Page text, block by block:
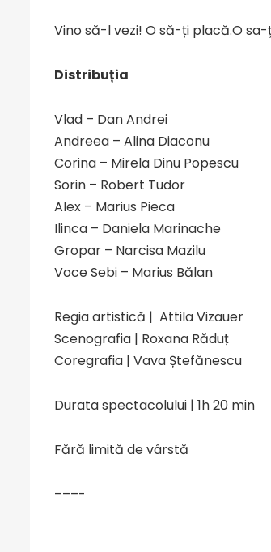
Vino să-l vezi! O să-ți placă.O
Distribuția
Vlad – Dan Andrei
Andreea – Alina Diaconu
Corina – Mirela Dinu Popescu
Sorin – Robert Tudor
Alex – Marius Pieca
Ilinca – Daniela Marinache
Gropar – Narcisa Mazilu
Voce Sebi – Marius Bălan
Regia artistică | Attila Vizauer
Scenografia | Roxana Răduț
Coregrafia | Vava Ștefănescu
Durata spectacolului | 1h 20 min
Fără limită de vârstă
–––-